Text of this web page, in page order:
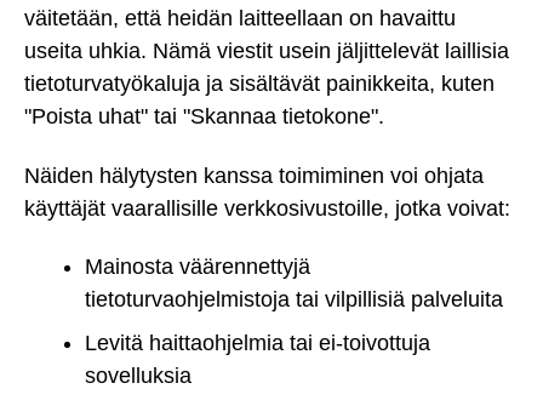
väitetään, että heidän laitteellaan on havaittu
useita uhkia. Nämä viestit usein jäljittelevät laillisia
tietoturvatyökaluja ja sisältävät painikkeita, kuten
"Poista uhat" tai "Skannaa tietokone".
Näiden hälytysten kanssa toimiminen voi ohjata
käyttäjät vaarallisille verkkosivustoille, jotka voivat:
Mainosta väärennettyjä
tietoturvaohjelmistoja tai vilpillisiä palveluita
Levitä haittaohjelmia tai ei-toivottuja
sovelluksia